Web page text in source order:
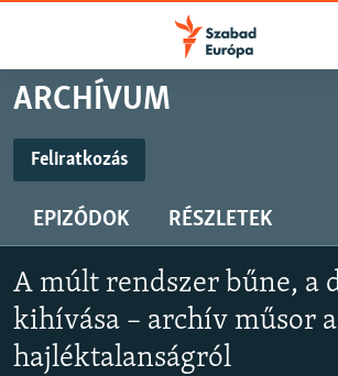
Akadálymentes
Ugrás
fő
oldalra
tartalomjegyzékre
Ugrás
keresésre
AKTUÁLIS
ELEMZŐ
NER15
SZABADON
ARCHÍVUM
Feliratkozás
Spotify
Feliratkozás
EPIZÓDOK RÉSZLETEK
A múlt rendszer bűne, a
kihívása – archív műsor a
hajléktalanságról
Spotify
Feliratkozás